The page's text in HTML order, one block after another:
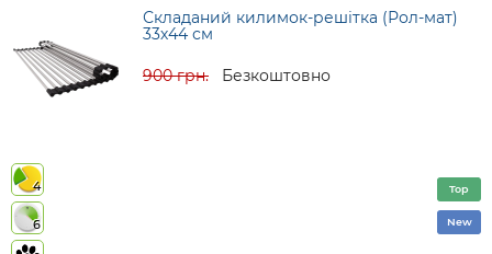
Складаний килимок-решітка (Рол-мат)
33х44 см
900 грн. Безкоштовно
4
6
Top
New